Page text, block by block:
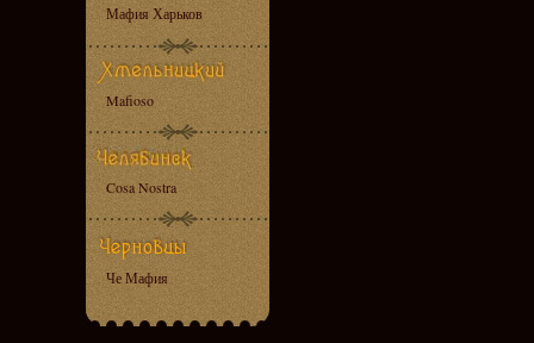
Мафия Харьков
Mafioso
Cosa Nostra
Че Мафия